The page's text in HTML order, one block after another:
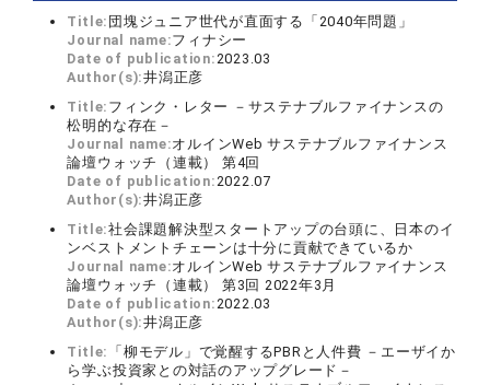
Title: 団塊ジュニア世代が直面する「2040年問題」
Journal name:フィナシー
Date of publication:2023.03
Author(s):井潟正彦
Title: フィンク・レター －サステナブルファイナンスの
松明的な存在－
Journal name:オルインWeb サステナブルファイナンス
論壇ウォッチ（連載） 第4回
Date of publication:2022.07
Author(s):井潟正彦
Title:社会課題解決型スタートアップの台頭に、日本のイ
ンベストメントチェーンは十分に貢献できているか
Journal name:オルインWeb サステナブルファイナンス
論壇ウォッチ（連載） 第3回 2022年3月
Date of publication:2022.03
Author(s):井潟正彦
Title: 「柳モデル」で覚醒するPBRと人件費 －エーザイか
ら学ぶ投資家との対話のアップグレード－